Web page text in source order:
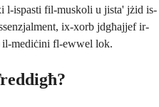
l-ispasti fil-muskoli u jista' jżid is-
ix-xorb jdgħajjef ir-
il-mediċini fl-ewwel lok.